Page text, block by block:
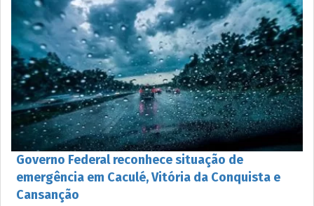
Governo Federal reconhece situação de
emergência em Caculé, Vitória da Conquista e
Cansanção